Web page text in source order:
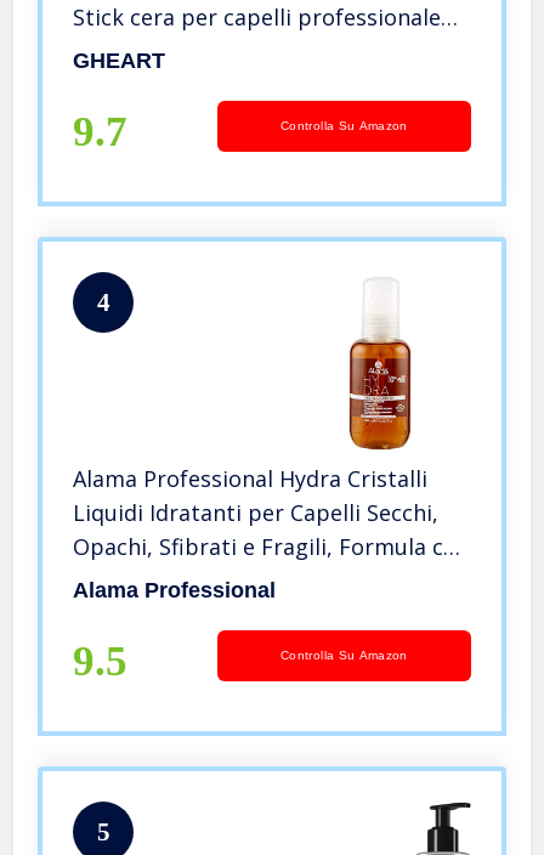
Stick cera per capelli professionale
che modella i capelli spezzati gel
Unisex 75g
GHEART
9.7 Controlla Su Amazon
4
Alama Professional Hydra Cristalli
Liquidi Idratanti per Capelli Secchi,
Opachi, Sfibrati e Fragili, Formula con
Olio di Argan, Vitamina E, Acidi
Doppie Punte, 100ml
Alama Professional
9.5 Controlla Su Amazon
5